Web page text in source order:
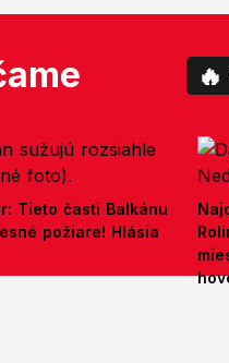
🔥
Tieto časti Balkánu
požiare! Hlásia